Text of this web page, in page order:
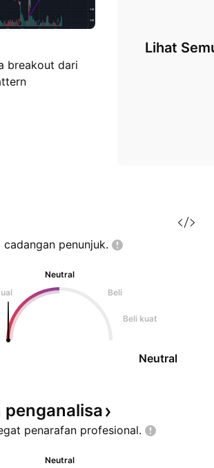
breakout dari
Lihat
cadangan penunjuk.
Neutral
Beli
Beli kuat
Neutral
penganalisa
penarafan profesional.
Neutral